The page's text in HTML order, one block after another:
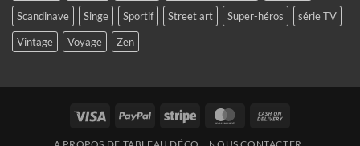
Scandinave
Singe Sportif Street art Super-héros
série TV
Vintage
Voyage Zen
Visa PayPal Stripe MasterCard